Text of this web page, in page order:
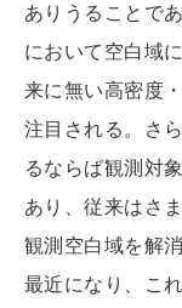
ありうることで
において空白域
来に無い高密度
注目される。さ
るならば観測対
あり、従来はさ
観測空白域を解
最近になり、こ